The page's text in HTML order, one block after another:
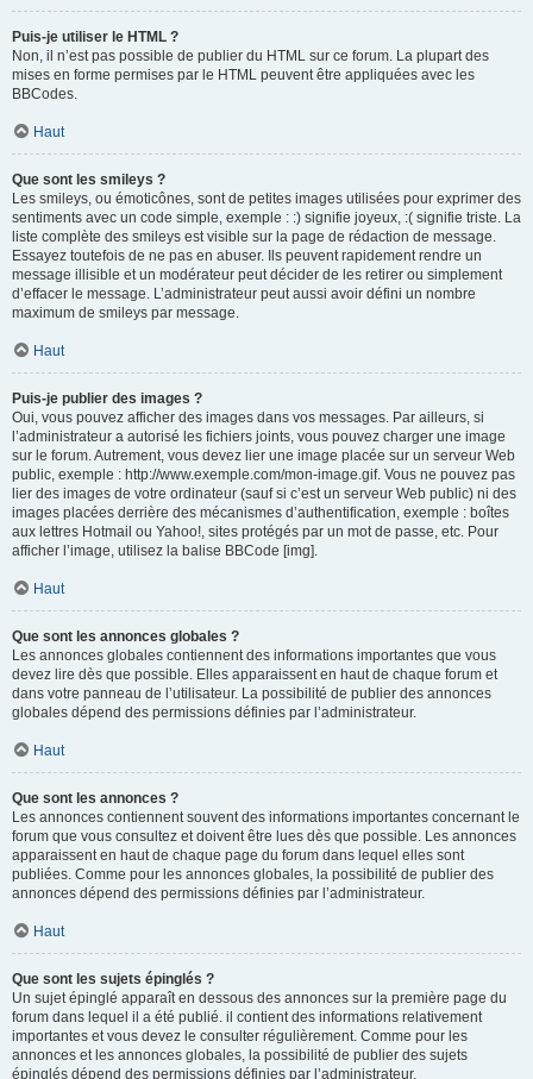
Puis-je utiliser le HTML ?
Non, il n’est pas possible de publier du HTML sur ce forum. La plupart des
mises en forme permises par le HTML peuvent être appliquées avec les
BBCodes.
Haut
Que sont les smileys ?
Les smileys, ou émoticônes, sont de petites images utilisées pour exprimer des
sentiments avec un code simple, exemple : :) signifie joyeux, :( signifie triste. La
liste complète des smileys est visible sur la page de rédaction de message.
Essayez toutefois de ne pas en abuser. Ils peuvent rapidement rendre un
message illisible et un modérateur peut décider de les retirer ou simplement
d’effacer le message. L’administrateur peut aussi avoir défini un nombre
maximum de smileys par message.
Haut
Puis-je publier des images ?
Oui, vous pouvez afficher des images dans vos messages. Par ailleurs, si
l’administrateur a autorisé les fichiers joints, vous pouvez charger une image
sur le forum. Autrement, vous devez lier une image placée sur un serveur Web
public, exemple : http://www.exemple.com/mon-image.gif. Vous ne pouvez pas
lier des images de votre ordinateur (sauf si c’est un serveur Web public) ni des
images placées derrière des mécanismes d’authentification, exemple : boîtes
aux lettres Hotmail ou Yahoo!, sites protégés par un mot de passe, etc. Pour
afficher l’image, utilisez la balise BBCode [img].
Haut
Que sont les annonces globales ?
Les annonces globales contiennent des informations importantes que vous
devez lire dès que possible. Elles apparaissent en haut de chaque forum et
dans votre panneau de l’utilisateur. La possibilité de publier des annonces
globales dépend des permissions définies par l’administrateur.
Haut
Que sont les annonces ?
Les annonces contiennent souvent des informations importantes concernant le
forum que vous consultez et doivent être lues dès que possible. Les annonces
apparaissent en haut de chaque page du forum dans lequel elles sont
publiées. Comme pour les annonces globales, la possibilité de publier des
annonces dépend des permissions définies par l’administrateur.
Haut
Que sont les sujets épinglés ?
Un sujet épinglé apparaît en dessous des annonces sur la première page du
forum dans lequel il a été publié. il contient des informations relativement
importantes et vous devez le consulter régulièrement. Comme pour les
annonces et les annonces globales, la possibilité de publier des sujets
épinglés dépend des permissions définies par l’administrateur.